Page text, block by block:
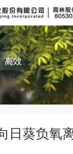
日葵负氧